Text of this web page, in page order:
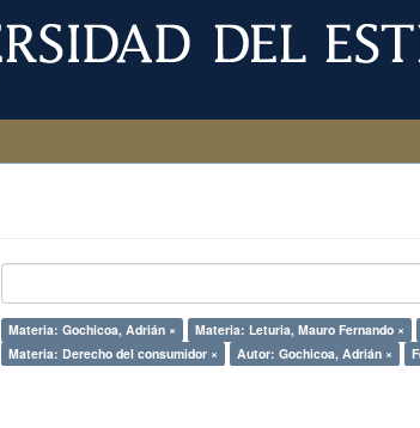
Materia: Gochicoa, Adrián × Materia: Leturia, Mauro Fernando ×
Materia: Derecho del consumidor ×
Autor: Gochicoa, Adrián ×